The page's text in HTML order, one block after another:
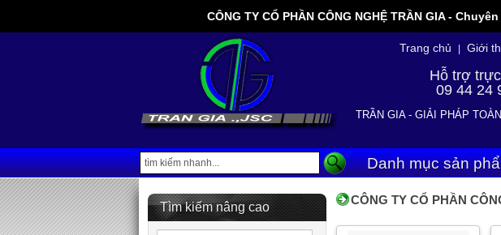
Trang chủ Giới
Hỗ trợ
09 44 24
TRẦN GIA - GIẢI PHÁP
Danh mục sản
Tìm kiếm nâng cao
CÔNG TY CỔ PHẦN
CÔNG TY CỔ PHẦN CÔNG NGHỆ TRẦN GIA -